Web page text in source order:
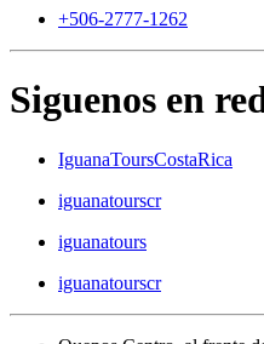
+506-2777-1262
Siguenos en
IguanaToursCostaRica
iguanatourscr
iguanatours
iguanatourscr